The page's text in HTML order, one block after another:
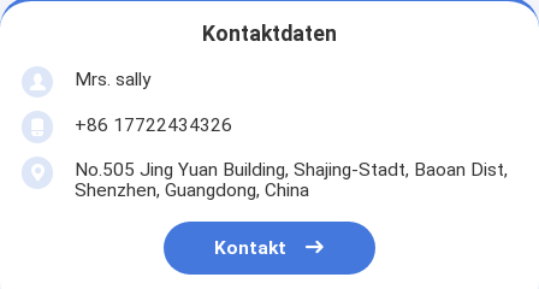
Kontaktdaten
Mrs. sally
+86 17722434326
No.505 Jing Yuan Building, Shajing-Stadt, Baoan Dist,
Shenzhen, Guangdong, China
Kontakt